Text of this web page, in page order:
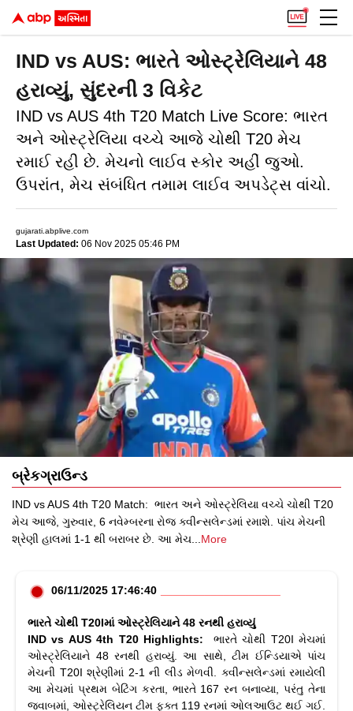
IND vs AUS: ભારતે ઓસ્ટ્રેલિયાને 48
હરાવ્યું, સુંદરની 3 વિકેટ
IND vs AUS 4th T20 Match Live Score: ભારત
અને ઓસ્ટ્રેલિયા વચ્ચે આજે ચોથી T20 મેચ
રમાઈ રહી છે. મેચનો લાઈવ સ્કોર અહીં જુઓ.
ઉપરાંત, મેચ સંબંધિત તમામ લાઈવ અપડેટ્સ વાંચો.
gujarati.abplive.com
Last Updated: 06 Nov 2025 05:46 PM
બ્રેકગ્રાઉન્ડ
IND vs AUS 4th T20 Match: ભારત અને ઓસ્ટ્રેલિયા વચ્ચે ચોથી T20
મેચ આજે, ગુરુવાર, 6 નવેમ્બરના રોજ ક્વીન્સલેન્ડમાં રમાશે. પાંચ મેચની
શ્રેણી હાલમાં 1-1 થી બરાબર છે. આ મેચ
More
06/11/2025 17:46:40
ભારતે ચોથી T20Iમાં ઓસ્ટ્રેલિયાને 48 રનથી હરાવ્યું
IND vs AUS 4th T20 Highlights: ભારતે ચોથી T20I મેચમાં
ઓસ્ટ્રેલિયાને 48 રનથી હરાવ્યું. આ સાથે, ટીમ ઈન્ડિયાએ પાંચ
મેચની T20I શ્રેણીમાં 2-1 ની લીડ મેળવી. ક્વીન્સલેન્ડમાં રમાયેલી
આ મેચમાં પ્રથમ બેટિંગ કરતા, ભારતે 167 રન બનાવ્યા, પરંતુ તેના
જવાબમાં, ઓસ્ટ્રેલિયન ટીમ ફક્ત 119 રનમાં ઓલઆઉટ થઈ ગઈ.